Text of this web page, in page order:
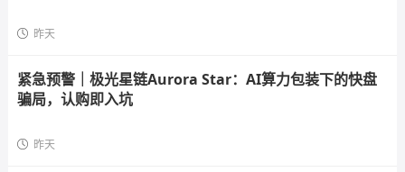
昨天
紧急预警｜极光星链Aurora Star：AI算力包装下的快盘
骗局，认购即入坑
昨天